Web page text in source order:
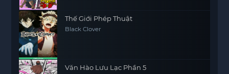
Thế Giới Phép Thuật
Black Clover
Văn Hào Lưu Lạc Phần 5